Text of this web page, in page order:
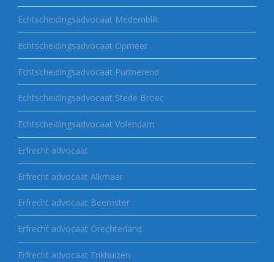
Echtscheidingsadvocaat Medemblik
Echtscheidingsadvocaat Opmeer
Echtscheidingsadvocaat Purmerend
Echtscheidingsadvocaat Stede Broec
Echtscheidingsadvocaat Volendam
Erfrecht advocaat
Erfrecht advocaat Alkmaar
Erfrecht advocaat Beemster
Erfrecht advocaat Drechterland
Erfrecht advocaat Enkhuizen